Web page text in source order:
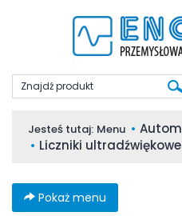
Jesteś tutaj: Menu
Liczniki ultradźwiękowe
Pokaż menu